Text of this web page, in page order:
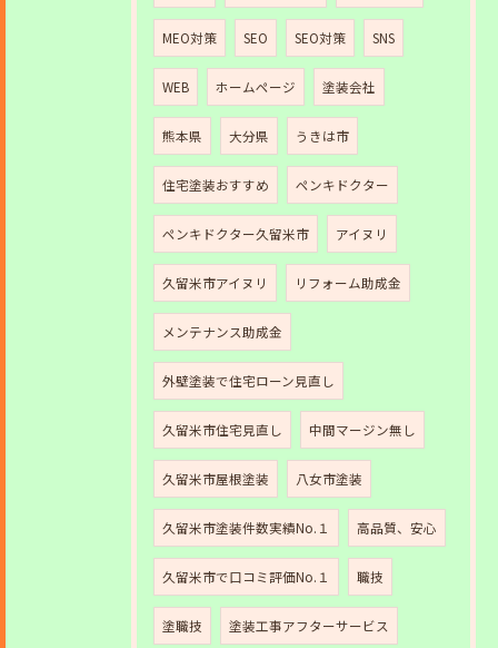
MEO対策 SEO SEO対策 SNS
WEB ホームページ 塗装会社
熊本県 大分県 うきは市
住宅塗装おすすめ ペンキドクター
ペンキドクター久留米市 アイヌリ
久留米市アイヌリ リフォーム助成金
メンテナンス助成金
外壁塗装で住宅ローン見直し
久留米市住宅見直し 中間マージン無し
久留米市屋根塗装 八女市塗装
久留米市塗装件数実績No.１ 高品質、安心
久留米市で口コミ評価No.１ 職技
塗職技 塗装工事アフターサービス